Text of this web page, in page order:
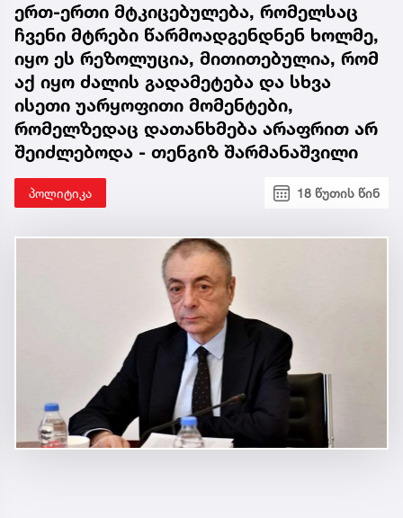
ერთ-ერთი მტკიცებულება, რომელსაც
ჩვენი მტრები წარმოადგენდნენ ხოლმე,
იყო ეს რეზოლუცია, მითითებულია, რომ
აქ იყო ძალის გადამეტება და სხვა
ისეთი უარყოფითი მომენტები,
რომელზედაც დათანხმება არაფრით არ
შეიძლებოდა - თენგიზ შარმანაშვილი
პოლიტიკა 18 წუთის წინ